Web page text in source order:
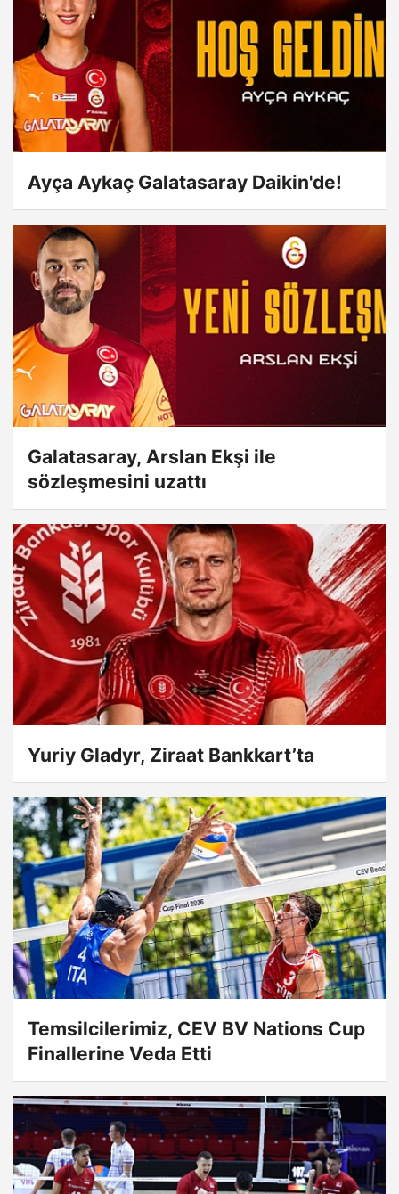
Ayça Aykaç Galatasaray Daikin'de!
Galatasaray, Arslan Ekşi ile
sözleşmesini uzattı
Yuriy Gladyr, Ziraat Bankkart’ta
Temsilcilerimiz, CEV BV Nations Cup
Finallerine Veda Etti